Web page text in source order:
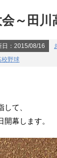
～田川
日：2015/08/16
校野球
て、
幕します。